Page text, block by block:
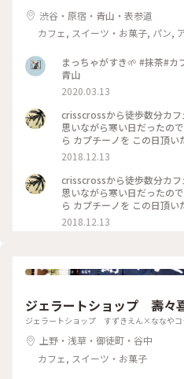
渋谷・原宿・青山・表参道
カフェ, スイーツ・お菓子, パン,
まっちゃがすき🌱 #抹茶#カフェ#スイーツ#おしゃれ#表参道#
青山
2020.03.13
crisscrossから徒歩数分カ
思いながら寒い日だったの
ら カプチーノを この日頂
2018.12.13
crisscrossから徒歩数分カ
思いながら寒い日だったの
ら カプチーノを この日頂
2018.12.13
ジェラートショップ 壽々
ラボショップ
ジェラートショップ すずきえん×ななやコ
上野・浅草・御徒町・谷中
カフェ, スイーツ・お菓子